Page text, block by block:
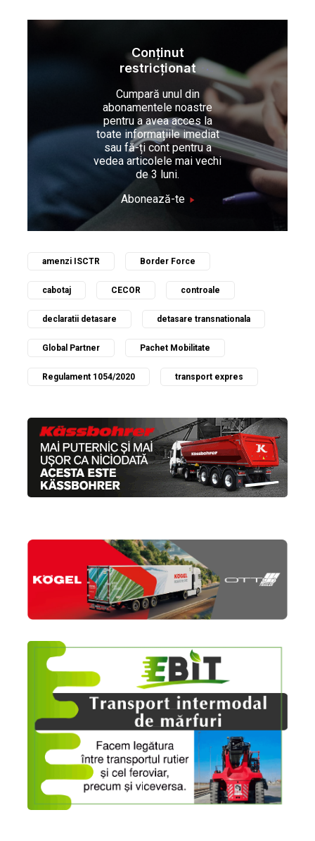
Conținut
restricționat
Cumpară unul din
abonamentele noastre
pentru a avea acces la
toate informațiile imediat
sau fă-ți cont pentru a
vedea articolele mai vechi
de 3 luni.
Abonează-te
amenzi ISCTR Border Force
cabotaj CECOR controale
declaratii detasare detasare transnationala
Global Partner Pachet Mobilitate
Regulament 1054/2020 transport expres